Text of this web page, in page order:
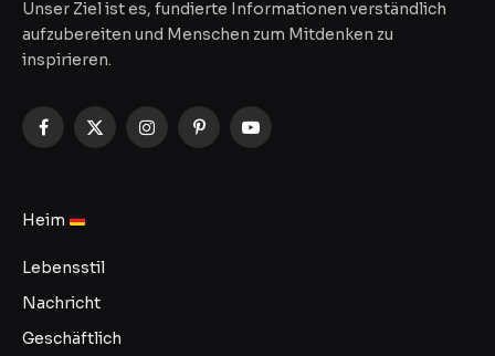
Unser Ziel ist es, fundierte Informationen verständlich
aufzubereiten und Menschen zum Mitdenken zu
inspirieren.
Facebook
X
InstagramPinterestYouTube
Heim
Lebensstil
Nachricht
Geschäftlich